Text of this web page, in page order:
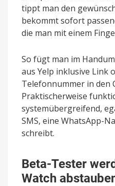
tippt man den
bekommt sofort
die man mit einem
So fügt man im
aus Yelp inklusive Link
Telefonnummer in den
Praktischerweise
systemübergreifend,
SMS, eine WhatsApp-
schreibt.
Beta-Tester
Watch